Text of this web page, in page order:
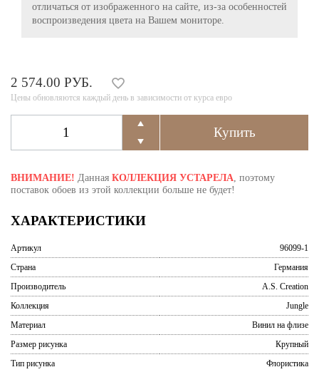
отличаться от изображенного на сайте, из-за особенностей
воспроизведения цвета на Вашем мониторе.
2 574.00 РУБ.
Цены обновляются каждый день в зависимости от курса евро
ВНИМАНИЕ! Данная КОЛЛЕКЦИЯ УСТАРЕЛА , поэтому
поставок обоев из этой коллекции больше не будет!
ХАРАКТЕРИСТИКИ
Артикул
96099-1
Страна
Германия
Производитель
A.S. Creation
Коллекция
Jungle
Материал
Винил на флизе
Размер рисунка
Крупный
Тип рисунка
Флористика